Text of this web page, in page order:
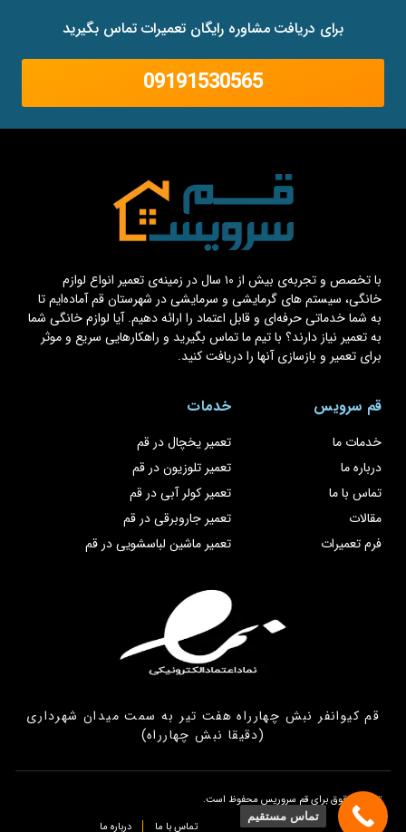
برای دریافت مشاوره رایگان تعمیرات تماس بگیرید
09191530565
با تخصص و تجربه‌ی بیش از ۱۰ سال در زمینه‌ی تعمیر انواع لوازم
خانگی، سیستم های گرمایشی و سرمایشی در شهرستان قم آماده‌ایم تا
به شما خدماتی حرفه‌ای و قابل اعتماد را ارائه دهیم. آیا لوازم خانگی شما
به تعمیر نیاز دارند؟ با تیم ما تماس بگیرید و راهکارهایی سریع و موثر
برای تعمیر و بازسازی آنها را دریافت کنید.
قم سرویس
خدمات ما
درباره ما
تماس با ما
مقالات
فرم تعمیرات
خدمات
تعمیر یخچال در قم
تعمیر تلوزیون در قم
تعمیر کولر آبی در قم
تعمیر جاروبرقی در قم
تعمیر ماشین لباسشویی در قم
قم کیوانفر نبش چهارراه هفت تیر به سمت میدان شهرداری
(دقیقا نبش چهارراه)
تمامی حقوق برای قم سروریس محفوظ است.
تماس با ما
درباره ما
تماس مستقیم